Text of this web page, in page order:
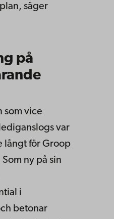
säger
på
som vice
var
långt för Groop
ny på sin
i
betonar